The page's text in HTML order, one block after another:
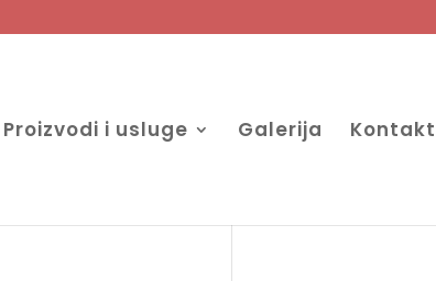
Proizvodi i usluge Galerija Kontakt